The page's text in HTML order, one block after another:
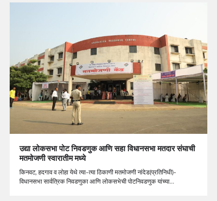
उद्या लोकसभा पोट निवडणुक आणि सहा विधानसभा मतदार संघाची
मतमोजणी स्वारातीम मध्ये
किनवट, हदगाव व लोहा येथे त्या-त्या ठिकाणी मतमोजणी नांदेड(प्रतिनिधी)-
विधानसभा सार्वत्रिक निवडणुका आणि लोकसभेची पोटनिवडणुक यांच्या…